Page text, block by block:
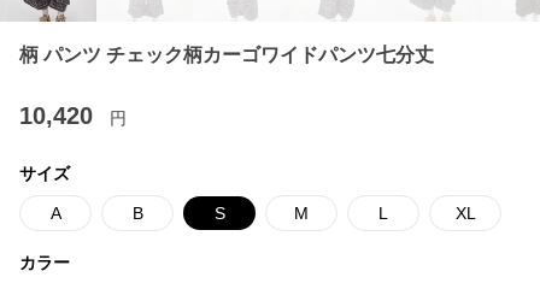
柄 パンツ チェック柄カーゴワイドパンツ七分丈
10,420 円
サイズ
A B S M L XL
カラー